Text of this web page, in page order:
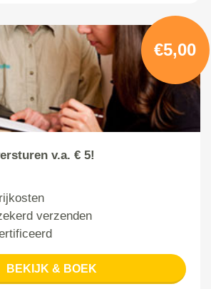
€5,00
v.a. € 5!
verzenden
BEKIJK & BOEK